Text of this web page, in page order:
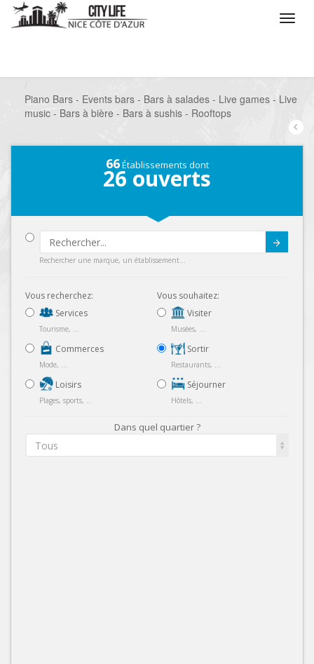
Piano Bars - Events bars - Bars à salades - Live games - Live
music - Bars à bière - Bars à sushis - Rooftops
66Établissements dont
26 ouverts
Rechercher une marque, un établissement...
Vous recherchez:
Services
Tourisme, ...
Commerces
Mode, ...
Loisirs
Plages, sports, ...
Vous souhaitez:
Visiter
Musées, ...
Sortir
Restaurants, ...
Séjourner
Hôtels, ...
Dans quel quartier ?
Tous